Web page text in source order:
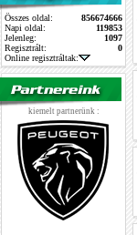
Összes oldal:
856674666
Napi oldal:
119853
Jelenleg:
1097
Regisztrált:
0
Online regisztráltak:
kiemelt partnerünk :